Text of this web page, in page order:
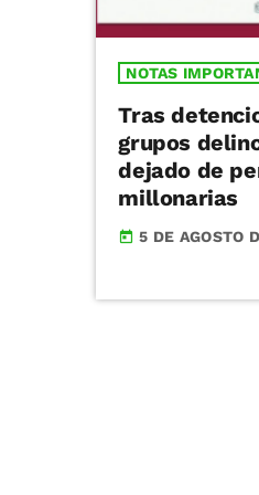
NOTAS
Tras
grupos
dejado de
millonarias
today 5 DE AGOSTO